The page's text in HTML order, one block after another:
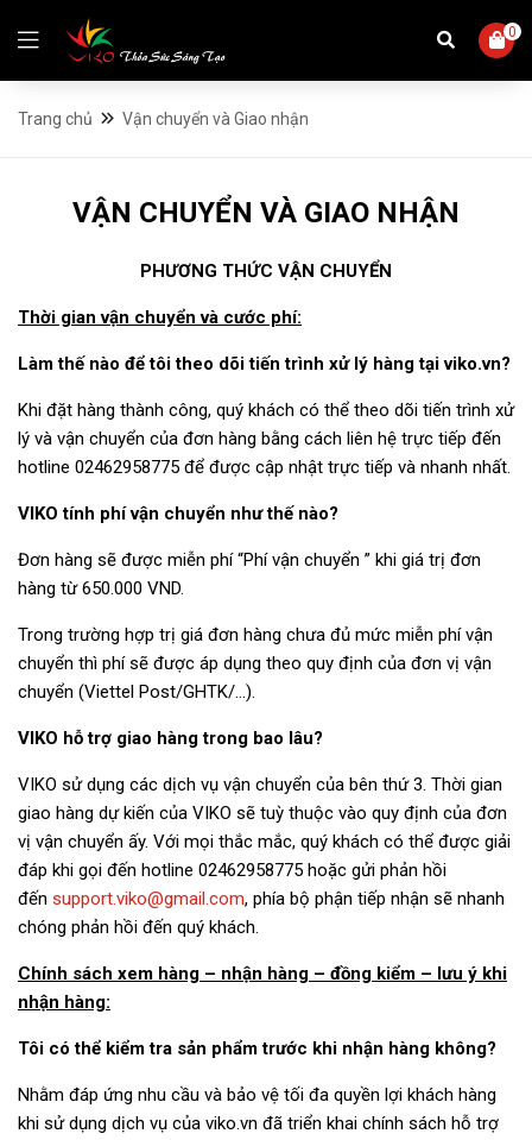
0
Trang chủ Vận chuyển và Giao nhận
VẬN CHUYỂN VÀ GIAO NHẬN
PHƯƠNG THỨC VẬN CHUYỂN
Thời gian vận chuyển và cước phí:
Làm thế nào để tôi theo dõi tiến trình xử lý hàng tại viko.vn?
Khi đặt hàng thành công, quý khách có thể theo dõi tiến trình xử
lý và vận chuyển của đơn hàng bằng cách liên hệ trực tiếp đến
hotline 02462958775 để được cập nhật trực tiếp và nhanh nhất.
VIKO tính phí vận chuyển như thế nào?
Đơn hàng sẽ được miễn phí “Phí vận chuyển ” khi giá trị đơn
hàng từ 650.000 VND.
Trong trường hợp trị giá đơn hàng chưa đủ mức miễn phí vận
chuyển thì phí sẽ được áp dụng theo quy định của đơn vị vận
chuyển (Viettel Post/GHTK/…).
VIKO hỗ trợ giao hàng trong bao lâu?
VIKO sử dụng các dịch vụ vận chuyển của bên thứ 3. Thời gian
giao hàng dự kiến của VIKO sẽ tuỳ thuộc vào quy định của đơn
vị vận chuyển ấy. Với mọi thắc mắc, quý khách có thể được giải
đáp khi gọi đến hotline 02462958775 hoặc gửi phản hồi
đến support.viko@gmail.com, phía bộ phận tiếp nhận sẽ nhanh
chóng phản hồi đến quý khách.
Chính sách xem hàng – nhận hàng – đồng kiểm – lưu ý khi
nhận hàng:
Tôi có thể kiểm tra sản phẩm trước khi nhận hàng không?
Nhằm đáp ứng nhu cầu và bảo vệ tối đa quyền lợi khách hàng
khi sử dụng dịch vụ của viko.vn đã triển khai chính sách hỗ trợ